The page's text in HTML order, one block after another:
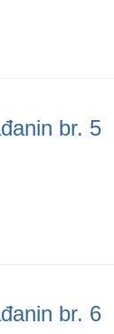
br. 5
br. 6